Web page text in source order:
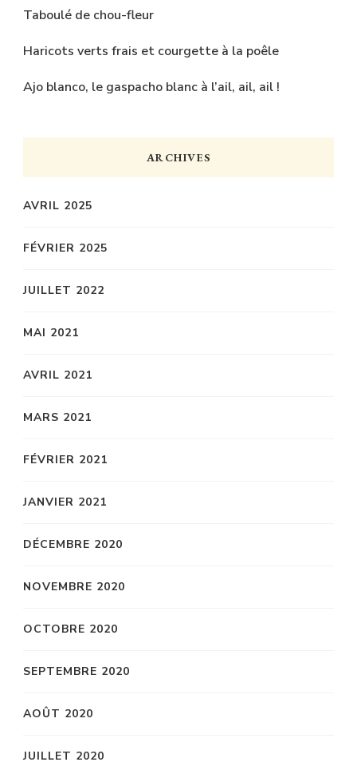
Taboulé de chou-fleur
Haricots verts frais et courgette à la poêle
Ajo blanco, le gaspacho blanc à l’ail, ail, ail !
ARCHIVES
AVRIL 2025
FÉVRIER 2025
JUILLET 2022
MAI 2021
AVRIL 2021
MARS 2021
FÉVRIER 2021
JANVIER 2021
DÉCEMBRE 2020
NOVEMBRE 2020
OCTOBRE 2020
SEPTEMBRE 2020
AOÛT 2020
JUILLET 2020